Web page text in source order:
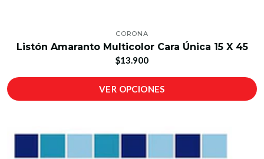
CORONA
Listón Amaranto Multicolor Cara Única 15 X 45
$13.900
VER OPCIONES